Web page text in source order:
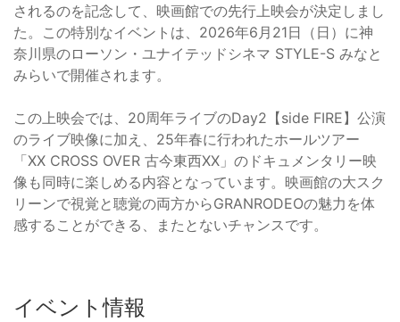
されるのを記念して、映画館での先行上映会が決定しまし
た。この特別なイベントは、2026年6月21日（日）に神
奈川県のローソン・ユナイテッドシネマ STYLE-S みなと
みらいで開催されます。
この上映会では、20周年ライブのDay2【side FIRE】公演
のライブ映像に加え、25年春に行われたホールツアー
「XX CROSS OVER 古今東西XX」のドキュメンタリー映
像も同時に楽しめる内容となっています。映画館の大スク
リーンで視覚と聴覚の両方からGRANRODEOの魅力を体
感することができる、またとないチャンスです。
イベント情報